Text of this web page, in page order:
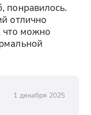
понравилось.
отлично
что можно
1 декабря 2025